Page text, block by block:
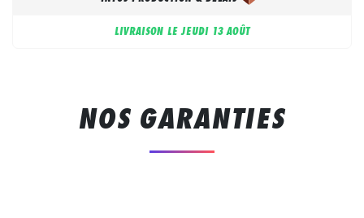
LIVRAISON LE JEUDI 13 AOÛT
NOS GARANTIES